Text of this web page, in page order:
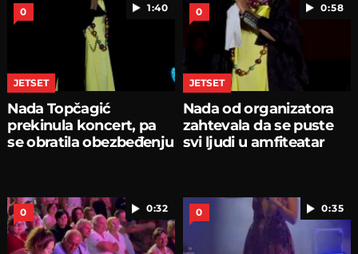
1:40
0
JETSET
Nada Topčagić
prekinula koncert, pa
se obratila obezbeđenju
0:58
0
JETSET
Nada od organizatora
zahtevala da se puste
svi ljudi u amfiteatar
0:32
0 0:35
0